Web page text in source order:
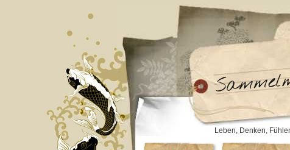
Leben, Denken,